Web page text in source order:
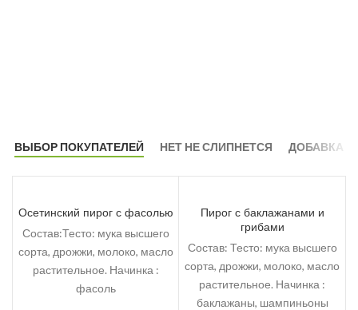
ВЫБОР ПОКУПАТЕЛЕЙ НЕТ НЕ СЛИПНЕТСЯ ДОБАВКА
Осетинский пирог с фасолью
Состав:Тесто: мука высшего
сорта, дрожжи, молоко, масло
растительное. Начинка :
фасоль
Пирог с баклажанами и
грибами
Состав: Тесто: мука высшего
сорта, дрожжи, молоко, масло
растительное. Начинка :
баклажаны, шампиньоны